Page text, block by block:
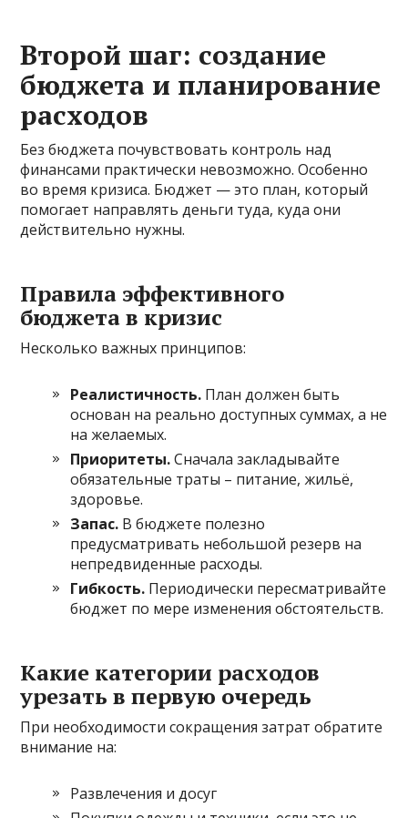
Второй шаг: создание
бюджета и планирование
расходов
Без бюджета почувствовать контроль над
финансами практически невозможно. Особенно
во время кризиса. Бюджет — это план, который
помогает направлять деньги туда, куда они
действительно нужны.
Правила эффективного
бюджета в кризис
Несколько важных принципов:
Реалистичность. План должен быть
основан на реально доступных суммах, а не
на желаемых.
Приоритеты.Сначала закладывайте
обязательные траты – питание, жильё,
здоровье.
Запас. В бюджете полезно
предусматривать небольшой резерв на
непредвиденные расходы.
Гибкость. Периодически пересматривайте
бюджет по мере изменения обстоятельств.
Какие категории расходов
урезать в первую очередь
При необходимости сокращения затрат обратите
внимание на:
Развлечения и досуг